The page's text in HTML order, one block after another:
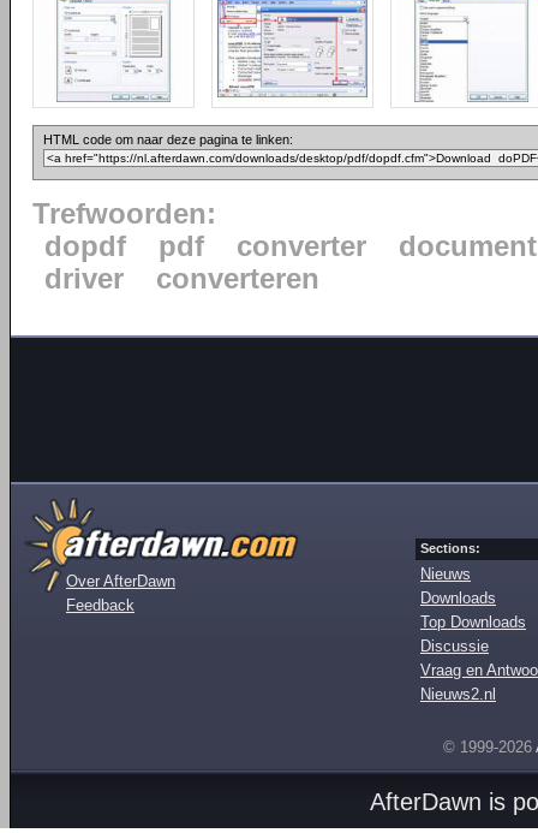
HTML code om naar deze pagina te linken:
Trefwoorden:
dopdf
pdf converter
document
driver
converteren
Over AfterDawn
Feedback
Sections:
Nieuws
Downloads
Top Downloads
Discussie
Vraag en
Nieuws2.nl
© 1999-2026
AfterDawn is